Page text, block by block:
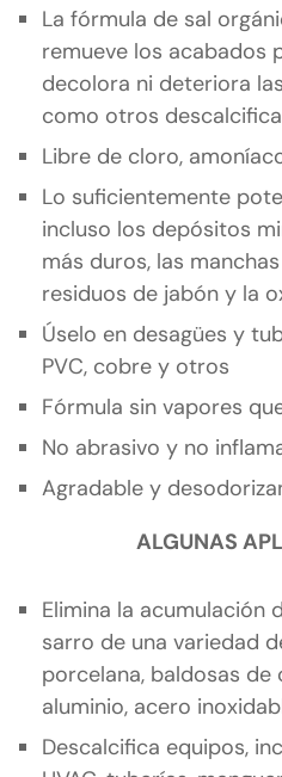
La fórmula de sal
remueve los acabados
decolora ni deteriora
como otros
Libre de cloro,
Lo suficientemente
incluso los depósitos
más duros, las
residuos de jabón y la
Úselo en desagües y
PVC, cobre y otros
Fórmula sin vapores
No abrasivo y no
Agradable y
ALGUNAS
Elimina la acumulación
sarro de una variedad
porcelana, baldosas de
aluminio, acero
Descalcifica equipos,